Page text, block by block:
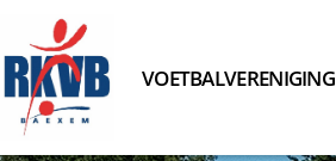
VOETBALVERENIGING